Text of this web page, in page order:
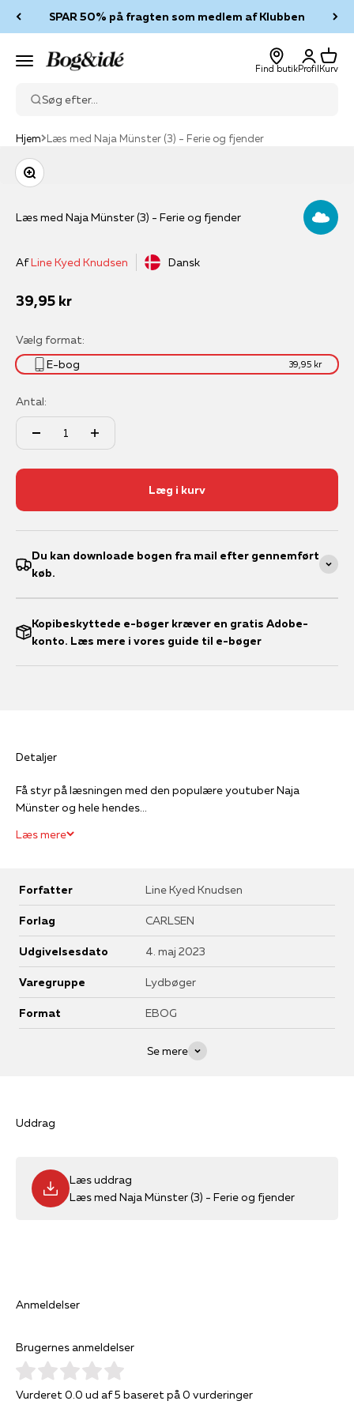
SPAR 50% på fragten som medlem af Klubben
Menu Bog & idé
Find butik
Log ind
Profil
Kurv
Kurv
Søg efter...
Hjem Læs med Naja Münster (3) - Ferie og fjender
Zoom
Læs med Naja Münster (3) - Ferie og fjender
AfLine Kyed Knudsen Dansk
Salgspris
39,95 kr
Vælg format:
E-bog
39,95 kr
Antal:
Læg i kurv
Du kan downloade bogen fra mail efter gennemført
køb.
Kopibeskyttede e-bøger kræver en gratis Adobe-
konto. Læs mere i vores guide til e-bøger
Detaljer
Få styr på læsningen med den populære youtuber Naja
Münster og hele hendes...
Læs mere
Forfatter Line Kyed Knudsen
Forlag CARLSEN
Udgivelsesdato 4. maj 2023
Varegruppe Lydbøger
Format EBOG
Se mere
Uddrag
Læs uddrag
Læs med Naja Münster (3) - Ferie og fjender
Anmeldelser
Brugernes anmeldelser
Vurderet 0.0 ud af 5 baseret på 0 vurderinger